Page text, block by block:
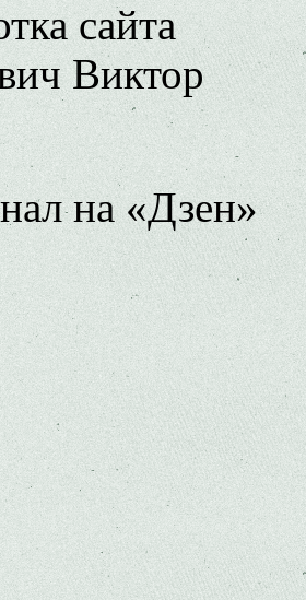
сайта
Виктор
на «Дзен»